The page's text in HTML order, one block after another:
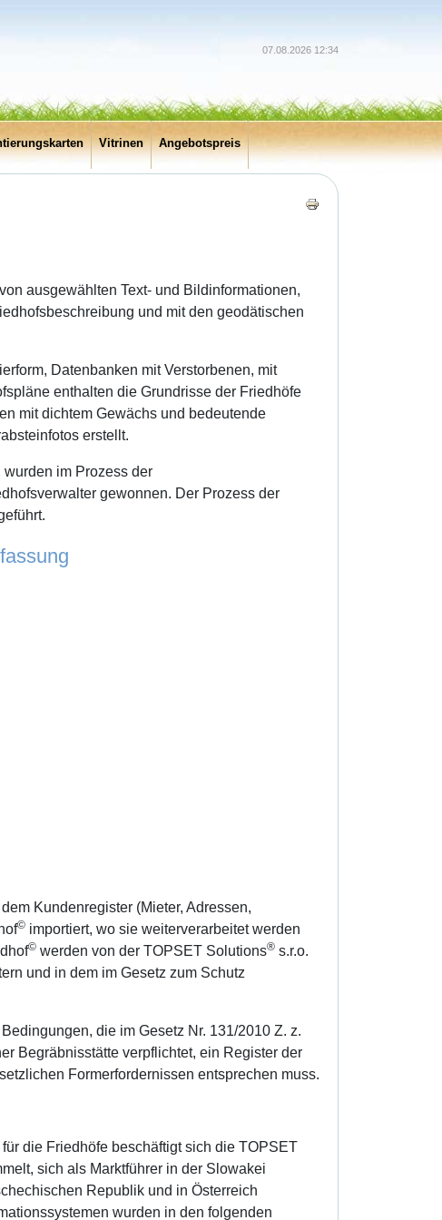
07.08.2026 12:34
Vitrinen Angebotspreis
ausgewählten Text- und Bildinformationen,
und mit den geodätischen
Datenbanken mit Verstorbenen, mit
enthalten die Grundrisse der Friedhöfe
mit dichtem Gewächs und bedeutende
erstellt.
im Prozess der
gewonnen. Der Prozess der
Kundenregister (Mieter, Adressen,
© importiert, wo sie weiterverarbeitet werden
© werden von der TOPSET Solutions® s.r.o.
und in dem im Gesetz zum Schutz
die im Gesetz Nr. 131/2010 Z. z.
Begräbnisstätte verpflichtet, ein Register der
Formerfordernissen entsprechen muss.
die Friedhöfe beschäftigt sich die TOPSET
sich als Marktführer in der Slowakei
Republik und in Österreich
wurden in den folgenden